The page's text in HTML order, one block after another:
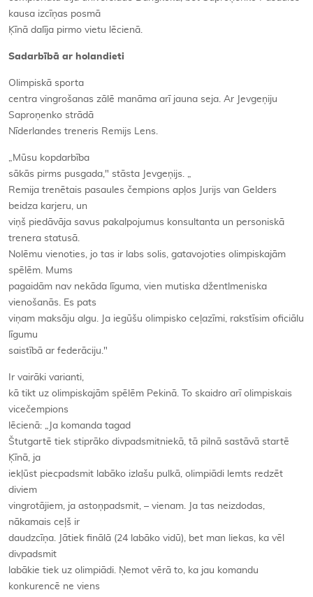
kausa izcīņas posmā
Ķīnā dalīja pirmo vietu lēcienā.
Sadarbībā ar holandieti
Olimpiskā sporta
centra vingrošanas zālē manāma arī jauna seja. Ar Jevgeņiju
Saproņenko strādā
Nīderlandes treneris Remijs Lens.
„Mūsu kopdarbība
sākās pirms pusgada," stāsta Jevgeņijs. „
Remija trenētais pasaules čempions apļos Jurijs van Gelders
beidza karjeru, un
viņš piedāvāja savus pakalpojumus konsultanta un personiskā
trenera statusā.
Nolēmu vienoties, jo tas ir labs solis, gatavojoties olimpiskajām
spēlēm. Mums
pagaidām nav nekāda līguma, vien mutiska džentlmeniska
vienošanās. Es pats
viņam maksāju algu. Ja iegūšu olimpisko ceļazīmi, rakstīsim oficiālu
līgumu
saistībā ar federāciju."
Ir vairāki varianti,
kā tikt uz olimpiskajām spēlēm Pekinā. To skaidro arī olimpiskais
vicečempions
lēcienā: „Ja komanda tagad
Štutgartē tiek stiprāko divpadsmitniekā, tā pilnā sastāvā startē
Ķīnā, ja
iekļūst piecpadsmit labāko izlašu pulkā, olimpiādi lemts redzēt
diviem
vingrotājiem, ja astoņpadsmit, – vienam. Ja tas neizdodas,
nākamais ceļš ir
daudzcīņa. Jātiek finālā (24 labāko vidū), bet man liekas, ka vēl
divpadsmit
labākie tiek uz olimpiādi. Ņemot vērā to, ka jau komandu
konkurencē ne viens